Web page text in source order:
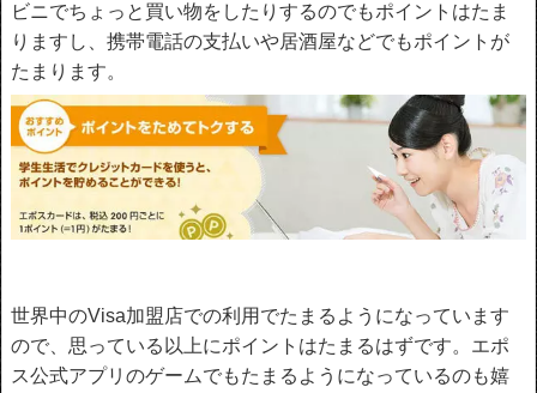
ビニでちょっと買い物をしたりするのでもポイントはたま
りますし、携帯電話の支払いや居酒屋などでもポイントが
たまります。
世界中のVisa加盟店での利用でたまるようになっています
ので、思っている以上にポイントはたまるはずです。エポ
ス公式アプリのゲームでもたまるようになっているのも嬉